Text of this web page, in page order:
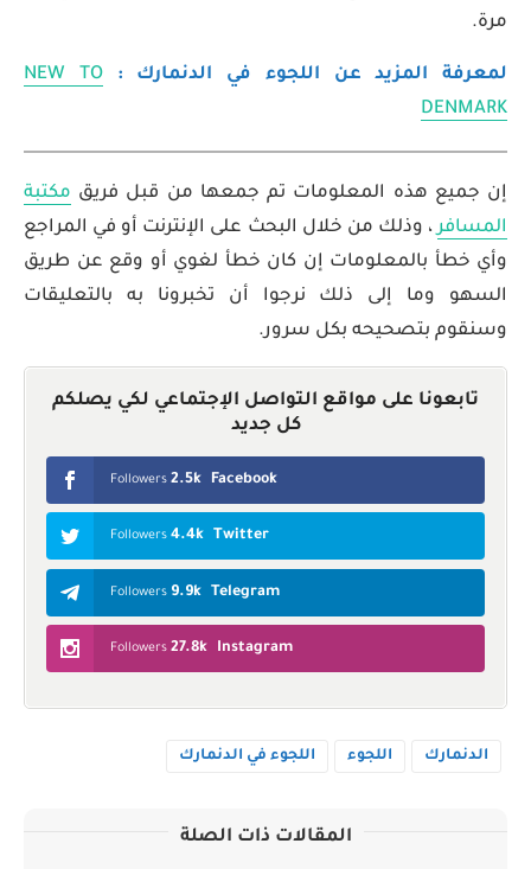
مرة.
لمعرفة المزيد عن اللجوء في الدنمارك :
NEW TO
DENMARK
إن جميع هذه المعلومات تم جمعها من قبل فريق مكتبة
المسافر، وذلك من خلال البحث على الإنترنت أو في المراجع
وأي خطأ بالمعلومات إن كان خطأ لغوي أو وقع عن طريق
السهو وما إلى ذلك نرجوا أن تخبرونا به بالتعليقات
وسنقوم بتصحيحه بكل سرور.
تابعونا على مواقع التواصل الإجتماعي لكي يصلكم
كل جديد
Facebook
2.5k
Followers
Twitter
4.4k
Followers
Telegram
9.9k
Followers
Instagram
27.8k
Followers
الدنمارك اللجوء اللجوء في الدنمارك
المقالات ذات الصلة